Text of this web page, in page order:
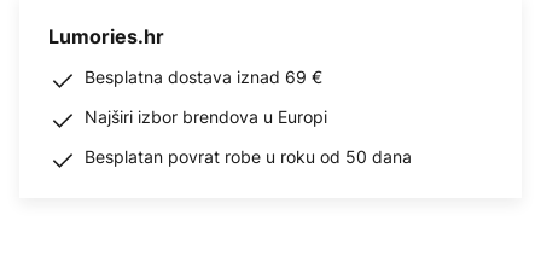
Lumories.hr
Besplatna dostava iznad 69 €
Najširi izbor brendova u Europi
Besplatan povrat robe u roku od 50 dana